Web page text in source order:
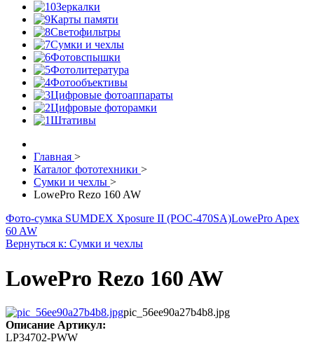
Зеркалки
Карты памяти
Светофильтры
Сумки и чехлы
Фотовспышки
Фотолитература
Фотообъективы
Цифровые фотоаппараты
Цифровые фоторамки
Штативы
Главная >
Каталог фототехники >
Сумки и чехлы >
LowePro Rezo 160 AW
Фото-сумка SUMDEX Xposure II (POC-470SA)LowePro Apex
60 AW
Вернуться к: Сумки и чехлы
LowePro Rezo 160 AW
pic_56ee90a27b4b8.jpg
Описание Артикул:
LP34702-PWW